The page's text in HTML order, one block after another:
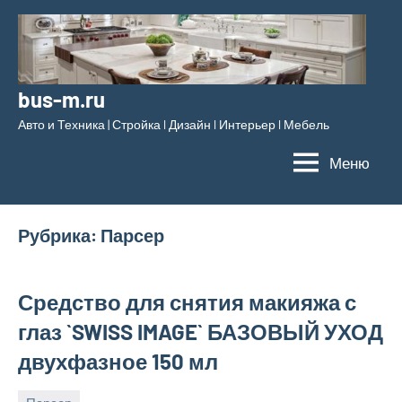
Перейти
содержимому
bus-m.ru
Авто и Техника | Стройка l Дизайн l Интерьер l Мебель
Меню
Рубрика: Парсер
Средство для снятия макияжа с
глаз `SWISS IMAGE` БАЗОВЫЙ УХОД
двухфазное 150 мл